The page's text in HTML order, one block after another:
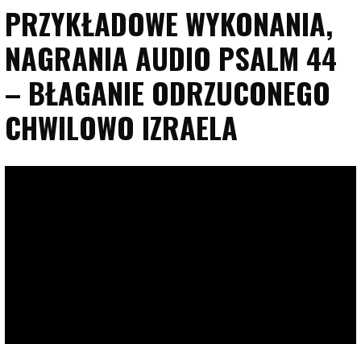
PRZYKŁADOWE WYKONANIA,
NAGRANIA AUDIO PSALM 44
– BŁAGANIE ODRZUCONEGO
CHWILOWO IZRAELA